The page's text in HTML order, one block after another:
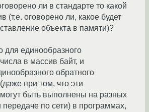
ли в стандарте то какой
(т.е. оговорено ли, какое будет
объекта в памяти)?
для единообразного
в массив байт, и
обратного
при том, что эти
быть выполнены на разных
по сети) в программах,